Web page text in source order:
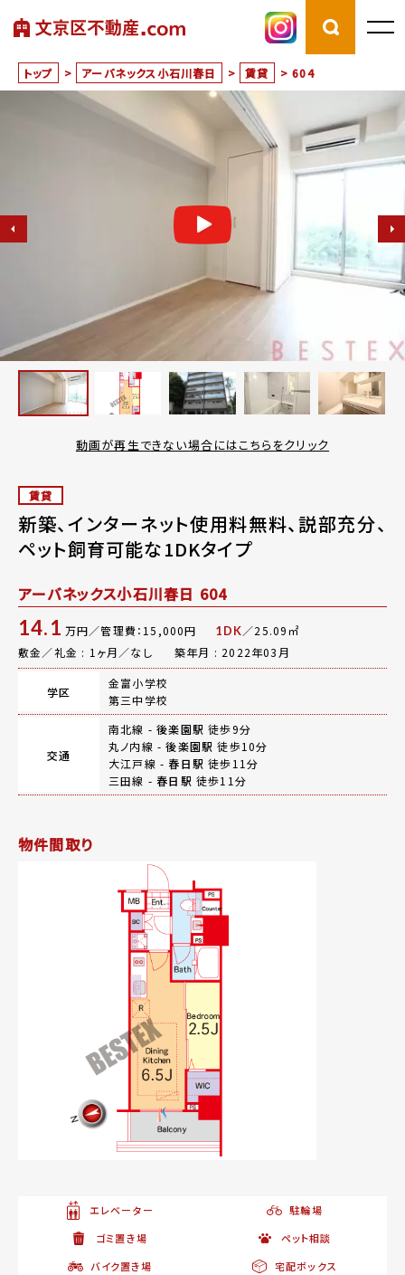
トップ > アーバネックス小石川春日 > 賃貸 > 604
動画が再生できない場合にはこちらをクリック
賃貸
新築、インターネット使用料無料、説部充分、
ペット飼育可能な1DKタイプ
アーバネックス小石川春日 604
14.1 万円／管理費：15,000円 1DK／25.09㎡
敷金／礼金 : 1ヶ月／なし
築年月 : 2022年03月
学区
金富小学校
第三中学校
交通
南北線 -後楽園駅 徒歩9分
丸ノ内線 -後楽園駅 徒歩10分
大江戸線 - 春日駅 徒歩11分
三田線 - 春日駅 徒歩11分
物件間取り
エレベーター
駐輪場
ゴミ置き場
ペット相談
バイク置き場
宅配ボックス